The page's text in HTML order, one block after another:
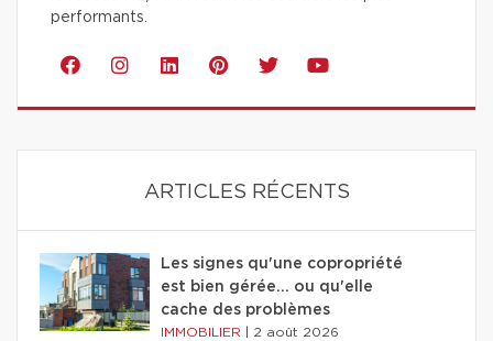
performants.
ARTICLES RÉCENTS
Les signes qu'une copropriété
est bien gérée… ou qu'elle
cache des problèmes
IMMOBILIER 2 août 2026